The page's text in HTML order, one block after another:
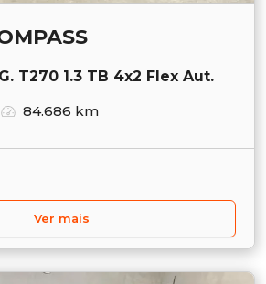
T270 1.3 TB 4x2 Flex Aut.
84.686 km
Ver mais